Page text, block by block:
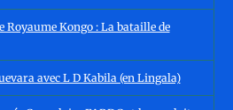
Kongo : La bataille de
avec L D Kabila (en Lingala)